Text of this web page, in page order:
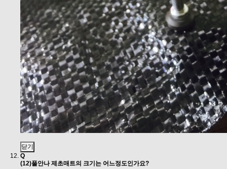
닫기
Q
(12)풀안나 제초매트의 크기는 어느정도인가요?